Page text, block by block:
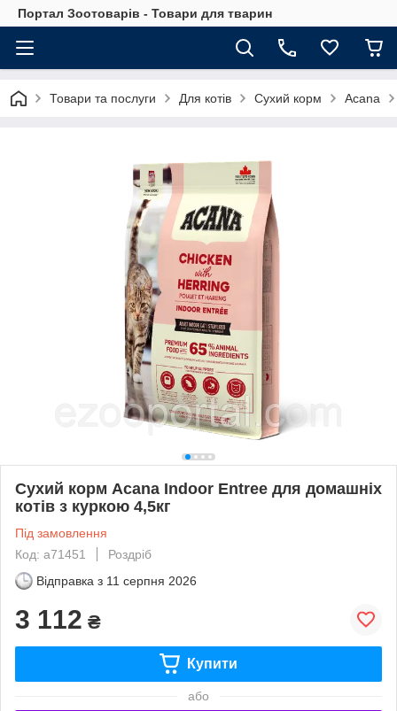
Портал Зоотоварів - Товари для тварин
Товари та послуги Для котів Сухий корм Acana
Сухий корм Acana Indoor Entree для домашніх
котів з куркою 4,5кг
Під замовлення
Код: a71451
Роздріб
Відправка з 11 серпня 2026
3 112 ₴
Купити
або